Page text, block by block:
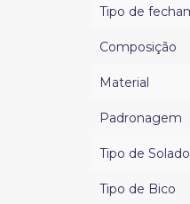
Tipo de
Composição
Material
Padronagem
Tipo de Solado
Tipo de Bico